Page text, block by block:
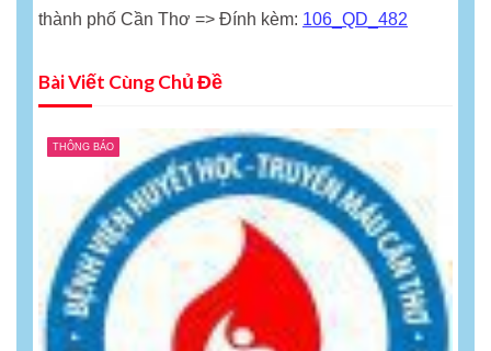
thành phố Cần Thơ => Đính kèm: 106_QD_482
Bài Viết Cùng Chủ Đề
THÔNG BÁO